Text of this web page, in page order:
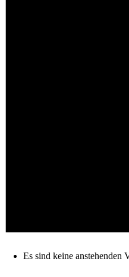
Es sind keine anstehenden